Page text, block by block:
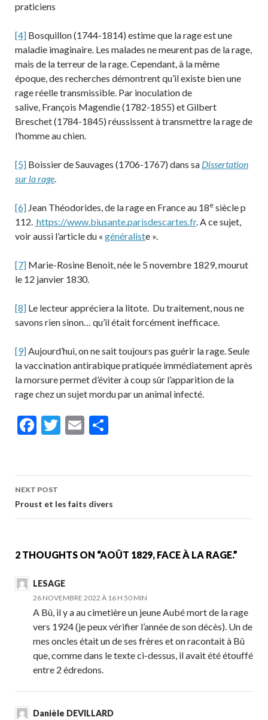
praticiens
[4] Bosquillon (1744-1814) estime que la rage est une
maladie imaginaire. Les malades ne meurent pas de la rage,
mais de la terreur de la rage. Cependant, à la même
époque, des recherches démontrent qu’il existe bien une
rage réelle transmissible. Par inoculation de
salive, François Magendie (1782-1855) et Gilbert
Breschet (1784-1845) réussissent à transmettre la rage de
l’homme au chien.
[5] Boissier de Sauvages (1706-1767) dans sa Dissertation
sur la rage.
[6] Jean Théodorides, de la rage en France au 18e siècle p
112. https://www.biusante.parisdescartes.fr. A ce sujet,
voir aussi l’article du « généraliste ».
[7] Marie-Rosine Benoit, née le 5 novembre 1829, mourut
le 12 janvier 1830.
[8] Le lecteur appréciera la litote. Du traitement, nous ne
savons rien sinon… qu’il était forcément inefficace.
[9]Aujourd’hui, on ne sait toujours pas guérir la rage. Seule
la vaccination antirabique pratiquée immédiatement après
la morsure permet d’éviter à coup sûr l’apparition de la
rage chez un sujet mordu par un animal infecté.
F
b
o
o
T
er
E
l
g
er
Post
navigation
NEXT POST
Proust et les faits divers
2 THOUGHTS ON “AOÛT 1829, FACE À LA RAGE.”
LESAGE
26 NOVEMBRE 2022 À 16 H 50 MIN
A Bû, il y a au cimetière un jeune Aubé mort de la rage
vers 1924 (je peux vérifier l’année de son décès). Un de
mes oncles était un de ses frères et on racontait à Bû
que, comme dans le texte ci-dessus, il avait été étouffé
entre 2 édredons.
Danièle DEVILLARD